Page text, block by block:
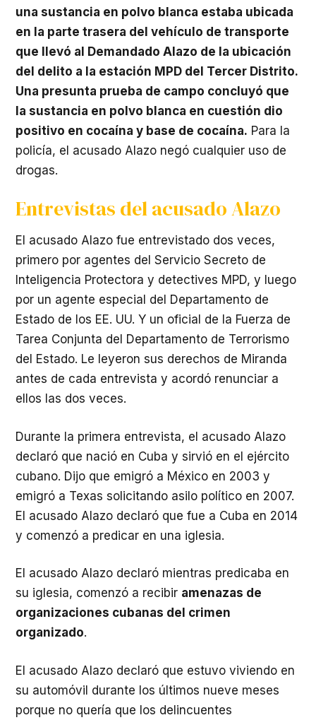
una sustancia en polvo blanca estaba ubicada
en la parte trasera del vehículo de transporte
que llevó al Demandado Alazo de la ubicación
del delito a la estación MPD del Tercer Distrito.
Una presunta prueba de campo concluyó que
la sustancia en polvo blanca en cuestión dio
positivo en cocaína y base de cocaína. Para la
policía, el acusado Alazo negó cualquier uso de
drogas.
Entrevistas del acusado Alazo
El acusado Alazo fue entrevistado dos veces,
primero por agentes del Servicio Secreto de
Inteligencia Protectora y detectives MPD, y luego
por un agente especial del Departamento de
Estado de los EE. UU. Y un oficial de la Fuerza de
Tarea Conjunta del Departamento de Terrorismo
del Estado. Le leyeron sus derechos de Miranda
antes de cada entrevista y acordó renunciar a
ellos las dos veces.
Durante la primera entrevista, el acusado Alazo
declaró que nació en Cuba y sirvió en el ejército
cubano. Dijo que emigró a México en 2003 y
emigró a Texas solicitando asilo político en 2007.
El acusado Alazo declaró que fue a Cuba en 2014
y comenzó a predicar en una iglesia.
El acusado Alazo declaró mientras predicaba en
su iglesia, comenzó a recibir amenazas de
organizaciones cubanas del crimen
organizado.
El acusado Alazo declaró que estuvo viviendo en
su automóvil durante los últimos nueve meses
porque no quería que los delincuentes